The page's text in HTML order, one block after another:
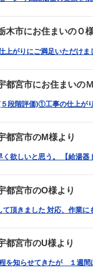
木市にお住まいのＯ
上がりにご満足いただけ
都宮市にお住まいの
段階評価)①工事の仕上が
都宮市のM様より
欲しいと思う。 【給湯
都宮市のO様より
頂きました 対応、作業
都宮市のU様より
を知らせてきたが １週